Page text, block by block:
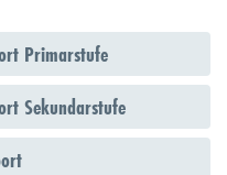
n
/
u
Primarstufe
Sekundarstufe